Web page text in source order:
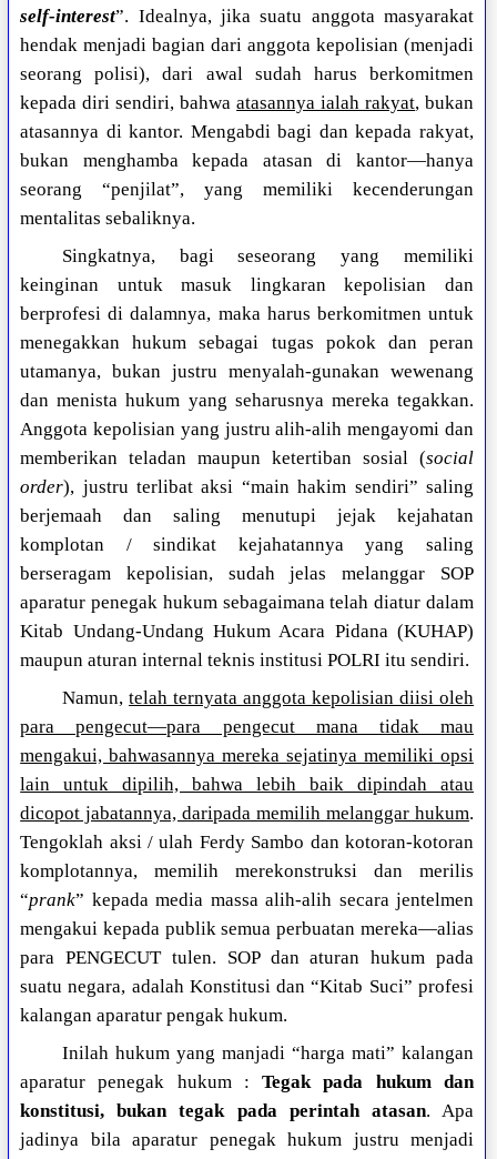
self-interest”. Idealnya, jika suatu anggota masyarakat
hendak menjadi bagian dari anggota kepolisian (menjadi
seorang polisi), dari awal sudah harus berkomitmen
kepada diri sendiri, bahwaatasannya ialah rakyat, bukan
atasannya di kantor. Mengabdi bagi dan kepada rakyat,
bukan menghamba kepada atasan di kantor—hanya
seorang “penjilat”, yang memiliki kecenderungan
mentalitas sebaliknya.
Singkatnya, bagi seseorang yang memiliki
keinginan untuk masuk lingkaran kepolisian dan
berprofesi di dalamnya, maka harus berkomitmen untuk
menegakkan hukum sebagai tugas pokok dan peran
utamanya, bukan justru menyalah-gunakan wewenang
dan menista hukum yang seharusnya mereka tegakkan.
Anggota kepolisian yang justru alih-alih mengayomi dan
memberikan teladan maupun ketertiban sosial (social
order), justru terlibat aksi “main hakim sendiri” saling
berjemaah dan saling menutupi jejak kejahatan
komplotan / sindikat kejahatannya yang saling
berseragam kepolisian, sudah jelas melanggar SOP
aparatur penegak hukum sebagaimana telah diatur dalam
Kitab Undang-Undang Hukum Acara Pidana (KUHAP)
maupun aturan internal teknis institusi POLRI itu sendiri.
Namun, telah ternyata anggota kepolisian diisi oleh
para pengecut—para pengecut mana tidak mau
mengakui, bahwasannya mereka sejatinya memiliki opsi
lain untuk dipilih, bahwa lebih baik dipindah atau
dicopot jabatannya, daripada memilih melanggar hukum.
Tengoklah aksi / ulah Ferdy Sambo dan kotoran-kotoran
komplotannya, memilih merekonstruksi dan merilis
“prank” kepada media massa alih-alih secara jentelmen
mengakui kepada publik semua perbuatan mereka—alias
para PENGECUT tulen. SOP dan aturan hukum pada
suatu negara, adalah Konstitusi dan “Kitab Suci” profesi
kalangan aparatur pengak hukum.
Inilah hukum yang manjadi “harga mati” kalangan
aparatur penegak hukum :Tegak pada hukum dan
konstitusi, bukan tegak pada perintah atasan. Apa
jadinya bila aparatur penegak hukum justru menjadi